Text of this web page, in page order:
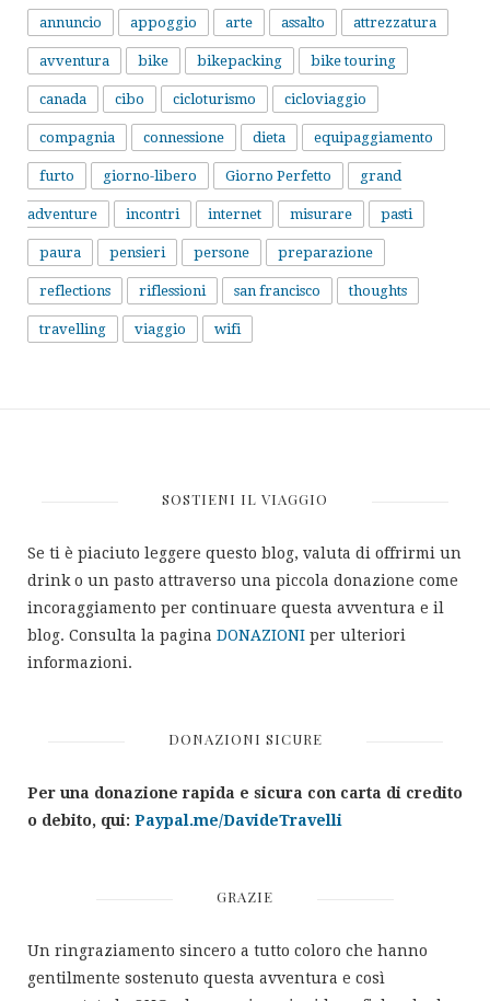
annuncio appoggio arte assalto attrezzatura
avventura bike bikepacking bike touring
canada cibo cicloturismo cicloviaggio
compagnia connessione dieta equipaggiamento
furto giorno-libero Giorno Perfetto grand
adventure incontri internet misurare pasti
paura pensieri persone preparazione
reflections riflessioni san francisco thoughts
travelling viaggio wifi
SOSTIENI IL VIAGGIO
Se ti è piaciuto leggere questo blog, valuta di offrirmi un
drink o un pasto attraverso una piccola donazione come
incoraggiamento per continuare questa avventura e il
blog. Consulta la pagina DONAZIONI per ulteriori
informazioni.
DONAZIONI SICURE
Per una donazione rapida e sicura con carta di credito
o debito, qui: Paypal.me/DavideTravelli
GRAZIE
Un ringraziamento sincero a tutto coloro che hanno
gentilmente sostenuto questa avventura e così